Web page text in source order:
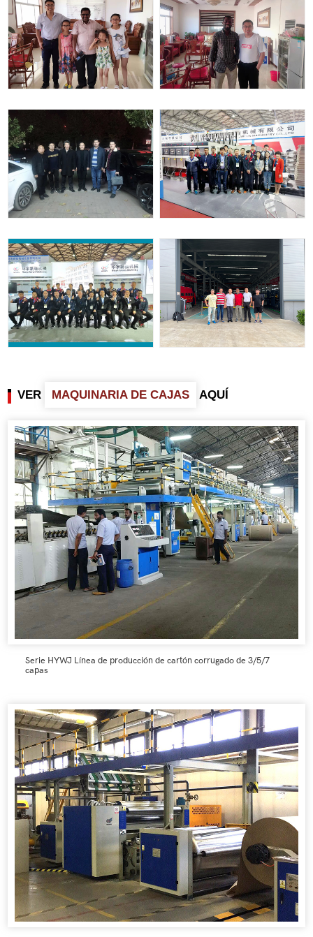
VER MAQUINARIA DE CAJAS AQUÍ
Serie HYWJ Línea de producción de cartón corrugado de 3/5/7
capas